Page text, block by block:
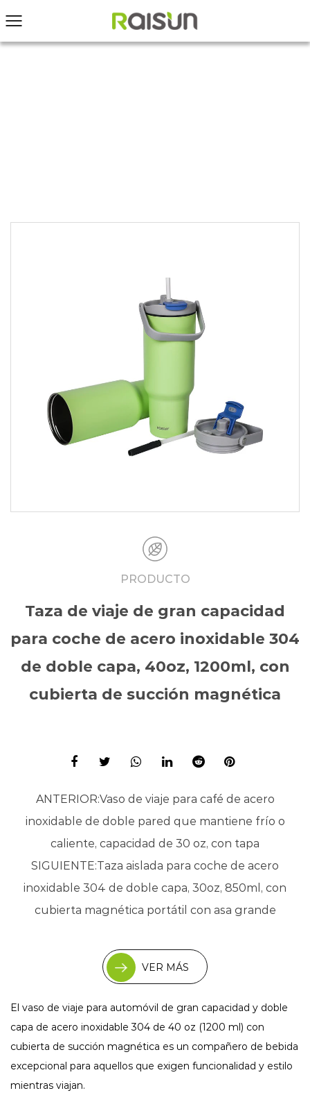
PRODUCTO
Taza de viaje de gran capacidad
para coche de acero inoxidable 304
de doble capa, 40oz, 1200ml, con
cubierta de succión magnética
ANTERIOR:Vaso de viaje para café de acero
inoxidable de doble pared que mantiene frío o
caliente, capacidad de 30 oz, con tapa
SIGUIENTE:Taza aislada para coche de acero
inoxidable 304 de doble capa, 30oz, 850ml, con
cubierta magnética portátil con asa grande
VER MÁS
El vaso de viaje para automóvil de gran capacidad y doble
capa de acero inoxidable 304 de 40 oz (1200 ml) con
cubierta de succión magnética es un compañero de bebida
excepcional para aquellos que exigen funcionalidad y estilo
mientras viajan.